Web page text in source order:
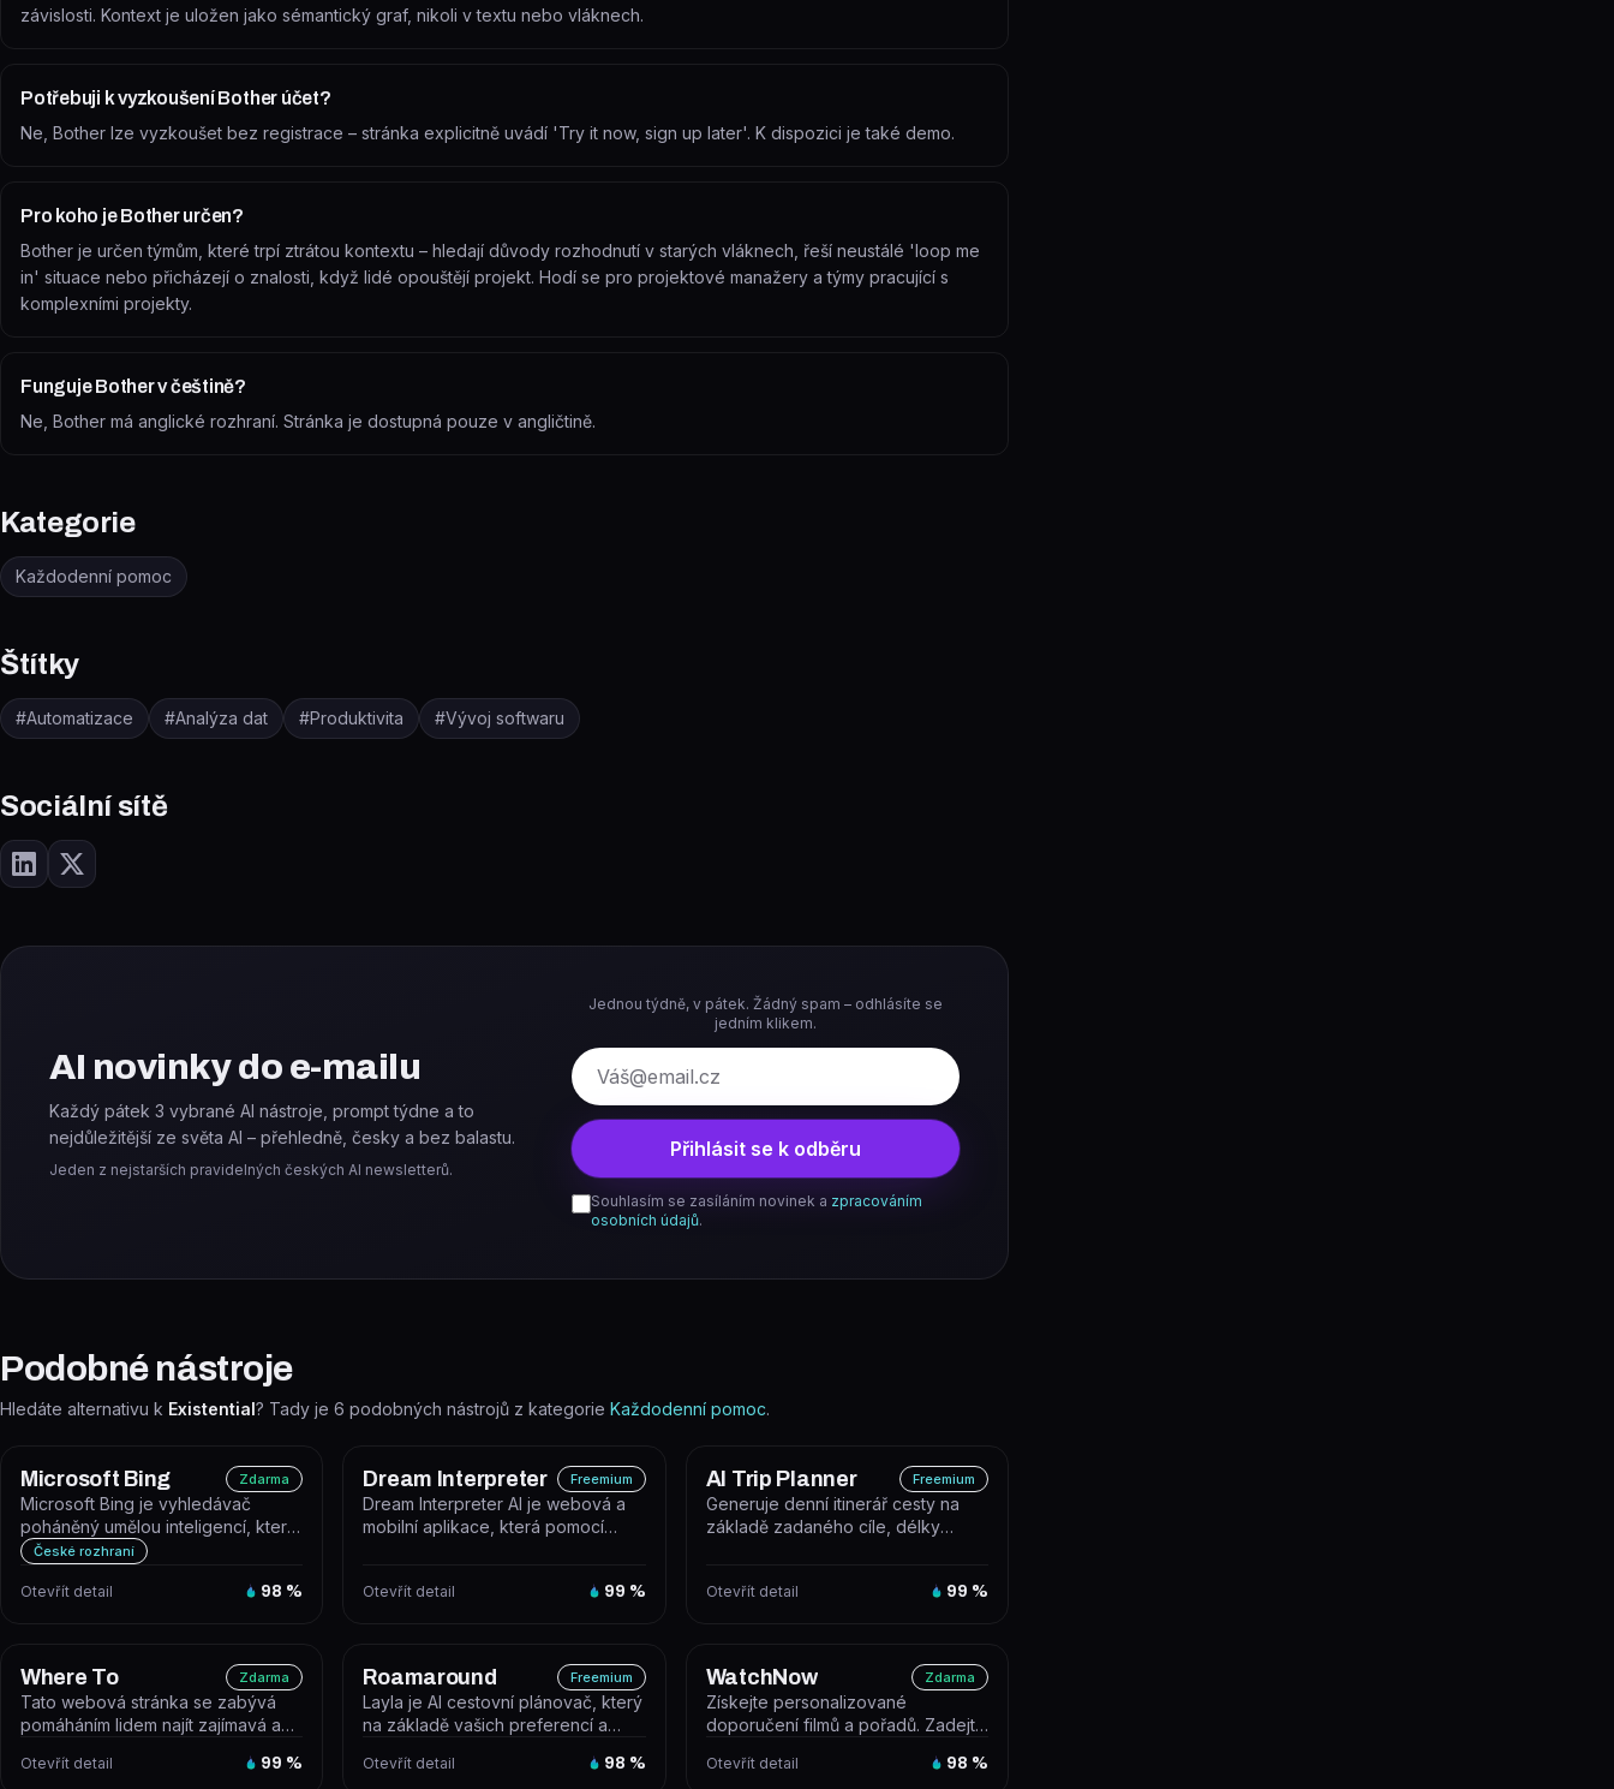
závislosti. Kontext je uložen jako sémantický graf, nikoli v textu nebo vláknech.
Potřebuji k vyzkoušení Bother účet?
Ne, Bother lze vyzkoušet bez registrace – stránka explicitně uvádí 'Try it now, sign up later'. K dispozici je také demo.
Pro koho je Bother určen?
Bother je určen týmům, které trpí ztrátou kontextu – hledají důvody rozhodnutí v starých vláknech, řeší neustálé 'loop me
in' situace nebo přicházejí o znalosti, když lidé opouštějí projekt. Hodí se pro projektové manažery a týmy pracující s
komplexními projekty.
Funguje Bother v češtině?
Ne, Bother má anglické rozhraní. Stránka je dostupná pouze v angličtině.
Kategorie
Každodenní pomoc
Štítky
#Automatizace #Analýza dat #Produktivita #Vývoj softwaru
Sociální sítě
AI novinky do e-mailu
Každý pátek 3 vybrané AI nástroje, prompt týdne a to
nejdůležitější ze světa AI – přehledně, česky a bez balastu.
Jeden z nejstarších pravidelných českých AI newsletterů.
Jednou týdně, v pátek. Žádný spam – odhlásíte se
jedním klikem.
E-mail
Přihlásit se k odběru
Souhlasím se zasíláním novinek a zpracováním
osobních údajů.
Podobné nástroje
Hledáte alternativu k Existential? Tady je 6 podobných nástrojů z kategorie Každodenní pomoc.
Microsoft Bing Zdarma
Microsoft Bing je vyhledávač
poháněný umělou inteligencí, který
kombinuje klasické webové
České rozhraní
Otevřít detail 98 %
Dream Interpreter Freemium
Dream Interpreter AI je webová a
mobilní aplikace, která pomocí
Otevřít detail 99 %
AI Trip Planner Freemium
Generuje denní itinerář cesty na
základě zadaného cíle, délky
Otevřít detail 99 %
Where To Zdarma
Tato webová stránka se zabývá
pomáháním lidem najít zajímavá a
Otevřít detail 99 %
Roamaround Freemium
Layla je AI cestovní plánovač, který
na základě vašich preferencí a
Otevřít detail 98 %
WatchNow Zdarma
Získejte personalizované
doporučení filmů a pořadů. Zadejte
jste...
Otevřít detail 98 %